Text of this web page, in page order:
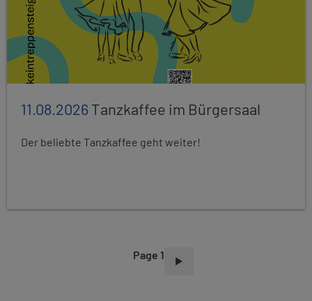
11.08.2026Tanzkaffee im Bürgersaal
Der beliebte Tanzkaffee geht weiter!
Page 1